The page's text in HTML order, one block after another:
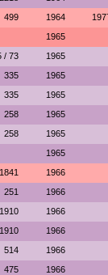
499 1964
1965
/ 73 1965
335 1965
335 1965
258 1965
258 1965
1965
1841 1966
251 1966
1910 1966
1910 1966
514 1966
475 1966